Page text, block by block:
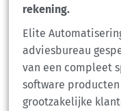
rekening.
Elite
adviesbureau
van een compleet
software
grootzakelijke